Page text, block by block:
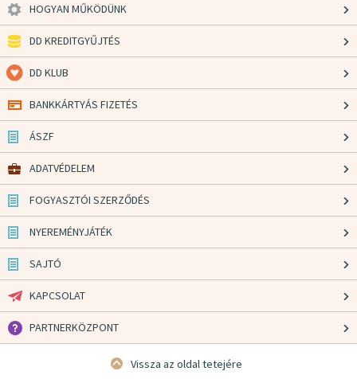
HOGYAN MŰKÖDÜNK
DD KREDITGYŰJTÉS
DD KLUB
BANKKÁRTYÁS FIZETÉS
ÁSZF
ADATVÉDELEM
FOGYASZTÓI SZERZŐDÉS
NYEREMÉNYJÁTÉK
SAJTÓ
KAPCSOLAT
PARTNERKÖZPONT
Vissza az oldal tetejére